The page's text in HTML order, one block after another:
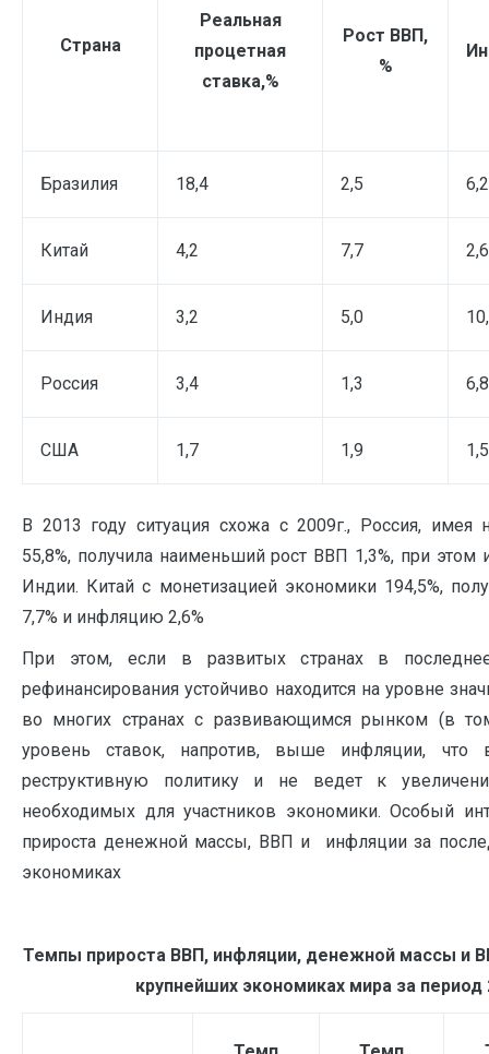
Страна
Реальная
процетная
ставка,%
Рост ВВП,
%
Бразилия 18,4 2,5 6,2
Китай 4,2 7,7 2,6
Индия 3,2 5,0
Россия 3,4 1,3 6,8
США 1,7 1,9 1,5
В 2013 году ситуация схожа с 2009г., Россия,
55,8%, получила наименьший рост ВВП 1,3%, при
Индии. Китай с монетизацией экономики 194,5%,
7,7% и инфляцию 2,6%
При этом, если в развитых странах в
рефинансирования устойчиво находится на уровне
во многих странах с развивающимся рынком (в
уровень ставок, напротив, выше инфляции, что
реструктивную политику и не ведет к
необходимых для участников экономики. Особый
прироста денежной массы, ВВП и инфляции за
экономиках
Темпы прироста ВВП, инфляции, денежной массы и
крупнейших экономиках мира за период